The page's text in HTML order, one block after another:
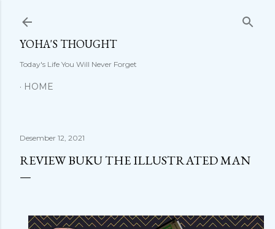
YOHA'S THOUGHT
Today's Life You Will Never Forget
HOME
Desember 12, 2021
REVIEW BUKU THE ILLUSTRATED MAN